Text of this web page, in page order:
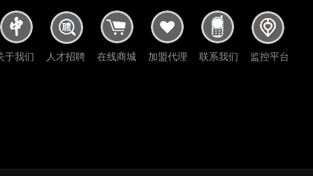
于我们 人才招聘 在线商城 加盟代理 联系我们 监控平台